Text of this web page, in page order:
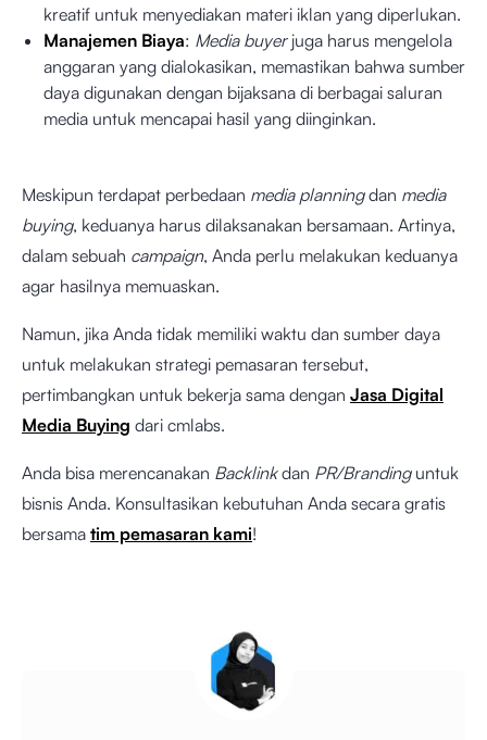
kreatif untuk menyediakan materi iklan yang diperlukan.
Manajemen Biaya: Media buyerjuga harus mengelola
anggaran yang dialokasikan, memastikan bahwa sumber
daya digunakan dengan bijaksana di berbagai saluran
media untuk mencapai hasil yang diinginkan.
Meskipun terdapat perbedaan media planningdan media
buying, keduanya harus dilaksanakan bersamaan. Artinya,
dalam sebuah campaign, Anda perlu melakukan keduanya
agar hasilnya memuaskan.
Namun, jika Anda tidak memiliki waktu dan sumber daya
untuk melakukan strategi pemasaran tersebut,
pertimbangkan untuk bekerja sama dengan Jasa Digital
Media Buying dari cmlabs.
Anda bisa merencanakan Backlinkdan PR/Brandinguntuk
bisnis Anda. Konsultasikan kebutuhan Anda secara gratis
bersama tim pemasaran kami!